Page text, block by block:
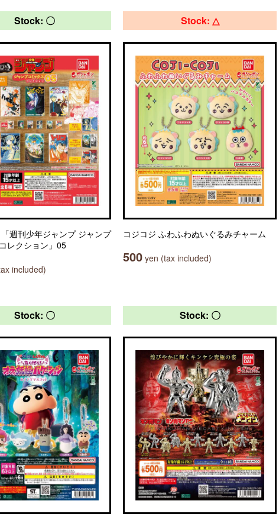
Stock: 〇
週刊少年ジャンプ ジャンプ
レクション」05
included)
Stock: △
コジコジ ふわふわぬいぐるみチャーム
500 yen (tax included)
Stock: 〇 Stock: 〇